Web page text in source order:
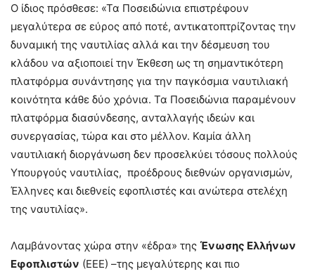
Ο ίδιος πρόσθεσε: «Τα Ποσειδώνια επιστρέφουν
μεγαλύτερα σε εύρος από ποτέ, αντικατοπτρίζοντας την
δυναμική της ναυτιλίας αλλά και την δέσμευση του
κλάδου να αξιοποιεί την Έκθεση ως τη σημαντικότερη
πλατφόρμα συνάντησης για την παγκόσμια ναυτιλιακή
κοινότητα κάθε δύο χρόνια. Τα Ποσειδώνια παραμένουν
πλατφόρμα διασύνδεσης, ανταλλαγής ιδεών και
συνεργασίας, τώρα και στο μέλλον. Καμία άλλη
ναυτιλιακή διοργάνωση δεν προσελκύει τόσους πολλούς
Υπουργούς ναυτιλίας, προέδρους διεθνών οργανισμών,
Έλληνες και διεθνείς εφοπλιστές και ανώτερα στελέχη
της ναυτιλίας».
Λαμβάνοντας χώρα στην «έδρα» της Ένωσης Ελλήνων
Εφοπλιστών (ΕΕΕ) –της μεγαλύτερης και πιο